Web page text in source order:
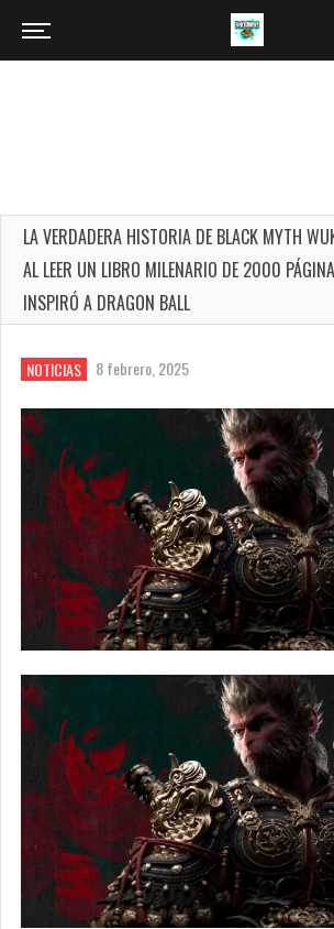
LA VERDADERA HISTORIA DE BLACK MYTH
AL LEER UN LIBRO MILENARIO DE 2000
INSPIRÓ A DRAGON BALL
NOTICIAS 8 febrero, 2025